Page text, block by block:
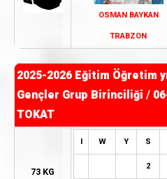
OSMAN BAYKAN
TRABZON
2025-2026 Eğitim Öğretim
Gençler Grup Birinciliği /
TOKAT
73 KG
I W Y S
2